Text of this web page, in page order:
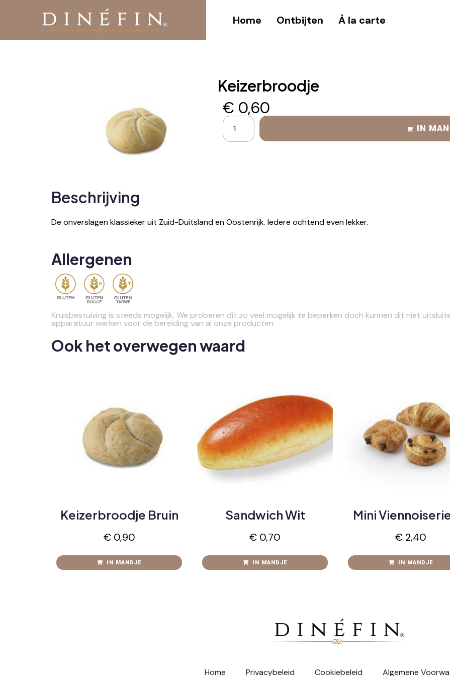
Home Ontbijten À la carte
Keizerbroodje
€ 0,60
IN
Beschrijving
De onverslagen klassieker uit Zuid-Duitsland en Oostenrijk. Iedere ochtend even lekker.
Allergenen
Kruisbestuiving is steeds mogelijk. We proberen dit zo veel mogelijk te beperken doch kunnen dit niet
apparatuur werken voor de bereiding van al onze producten.
Ook het overwegen waard
Keizerbroodje Bruin
€0,90
IN MANDJE
Sandwich Wit
€ 0,70
IN MANDJE
Mini
€ 2,40
IN MANDJE
Home Privacybeleid Cookiebeleid Algemene